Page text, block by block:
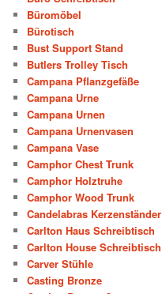
Büromöbel
Bürotisch
Bust Support Stand
Butlers Trolley Tisch
Campana Pflanzgefäße
Campana Urne
Campana Urnen
Campana Urnenvasen
Campana Vase
Camphor Chest Trunk
Camphor Holztruhe
Camphor Wood Trunk
Candelabras Kerzenständer
Carlton Haus Schreibtisch
Carlton House Schreibtisch
Carver Stühle
Casting Bronze